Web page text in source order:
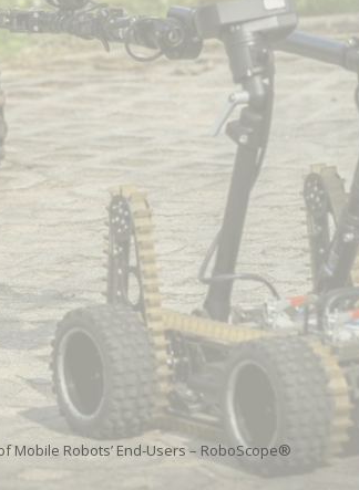
Mobile Robots’ End-Users – RoboScope®